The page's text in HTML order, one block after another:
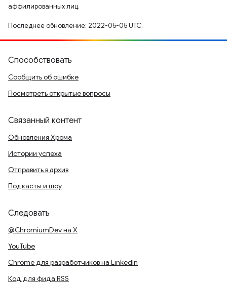
аффилированных лиц.
Последнее обновление: 2022-05-05 UTC.
Способствовать
Сообщить об ошибке
Посмотреть открытые вопросы
Связанный контент
Обновления Хрома
Истории успеха
Отправить в архив
Подкасты и шоу
Следовать
@ChromiumDev на X
YouTube
Chrome для разработчиков на LinkedIn
Код для фида RSS